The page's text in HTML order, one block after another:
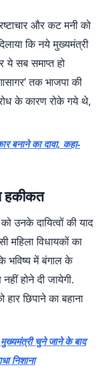
और कट मनी को
कि नये मुख्यमंत्री
ये सब समाप्त हो
तक भाजपा की
के कारण रोके गये थे,
बनाने का दावा, कहा-
हकीकत
उनके दायित्वों की याद
महिला विधायकों का
भविष्य में बंगाल के
होने दी जायेगी.
हार छिपाने का बहाना
चुने जाने के बाद
निशाना